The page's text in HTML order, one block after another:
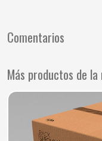
Comentarios
Más productos de